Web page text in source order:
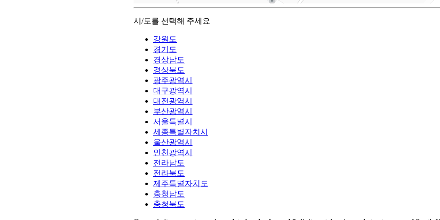
시/도를 선택해 주세요
강원도
경기도
경상남도
경상북도
광주광역시
대구광역시
대전광역시
부산광역시
서울특별시
세종특별자치시
울산광역시
인천광역시
전라남도
전라북도
제주특별자치도
충청남도
충청북도